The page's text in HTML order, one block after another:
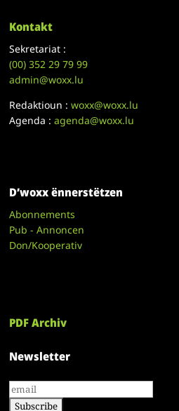
Kontakt
Sekretariat :
(00)352 29 79 99
admin@woxx.lu
Redaktioun :woxx@woxx.lu
Agenda :agenda@woxx.lu
D’woxx ënnerstëtzen
Abonnements
Pub - Annoncen
Don/Kooperativ
PDF Archiv
Newsletter